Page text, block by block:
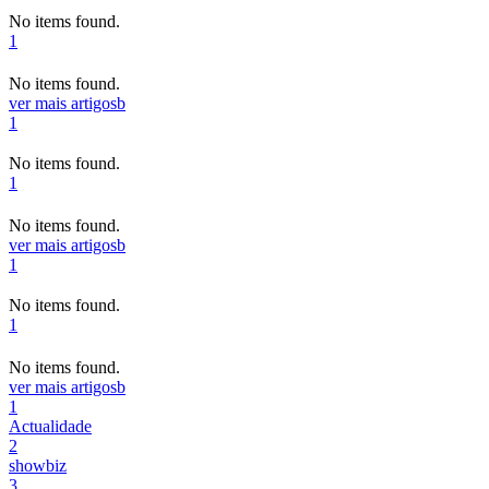
No items found.
1
No items found.
ver mais artigosb
1
No items found.
1
No items found.
ver mais artigosb
1
No items found.
1
No items found.
ver mais artigosb
1
Actualidade
2
showbiz
3